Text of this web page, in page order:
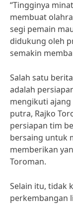
“Tingginya
membuat
segi pemain
didukung oleh
semakin
Salah satu
adalah
mengikuti ajang
putra, Rajko
persiapan tim
bersaing untuk
memberikan
Toroman.
Selain itu, tidak
perkembangan